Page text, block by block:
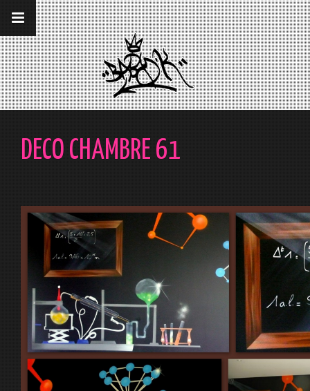
__gaTracker('require', 'displayfeatures');
__gaTracker('send','pageview');
DECO CHAMBRE 61